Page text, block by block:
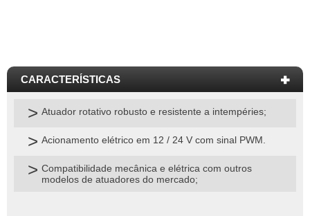
Atuador rotativo robusto e resistente a intempéries;
Acionamento elétrico em 12 / 24 V com sinal PWM.
Compatibilidade mecânica e elétrica com outros
modelos de atuadores do mercado;